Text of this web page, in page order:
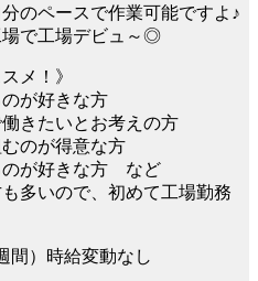
のペースで作業可能ですよ♪
場で工場デビュ～◎
メ！》
のが好きな方
きたいとお考えの方
のが得意な方
のが好きな方 など
多いので、初めて工場勤務
間）時給変動なし